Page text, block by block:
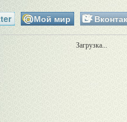
Мой мир
Загрузка...